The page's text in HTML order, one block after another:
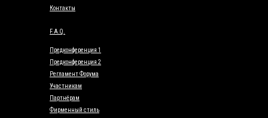
Контакты
Предконференция 1
Предконференция 2
Регламент Форума
Участникам
Партнёрам
Фирменный стиль
F.A.Q.